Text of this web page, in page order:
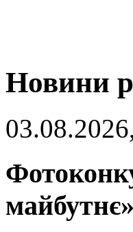
Новини
майбутнє»